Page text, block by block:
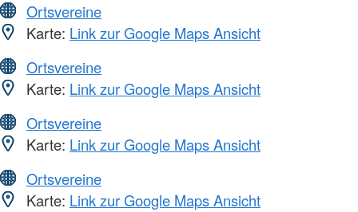
Ortsvereine
Karte: Link zur Google Maps Ansicht
Ortsvereine
Karte: Link zur Google Maps Ansicht
Ortsvereine
Karte: Link zur Google Maps Ansicht
Ortsvereine
Karte: Link zur Google Maps Ansicht